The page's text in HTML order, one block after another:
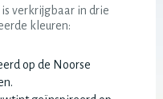
verkrijgbaar in drie
kleuren:
op de Noorse